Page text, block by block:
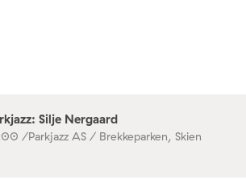
Silje Nergaard
/Parkjazz AS / Brekkeparken, Skien